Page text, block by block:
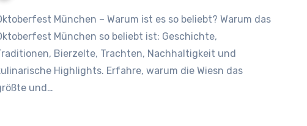
Warum das
München so beliebt ist: Geschichte,
Bierzelte, Trachten, Nachhaltigkeit und
Highlights. Erfahre, warum die Wiesn das
und…